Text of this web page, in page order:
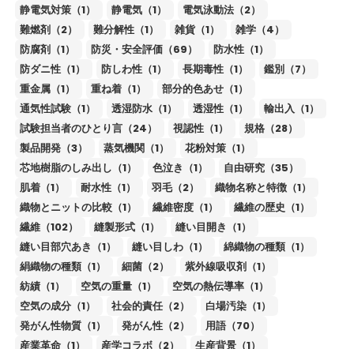
静電気対策（1）
静電気（1）
電気泳動法（2）
難燃剤（2）
難分解性（1） 雑貨（1）
雑学（4）
防腐剤（1）
防災・安全評価（69）
防水性（1）
防ダニ性（1）
防しわ性（1） 長期毒性（1）
鑑別（7）
重金属（1）
重ね着（1）
部分的色あせ（1）
通気性試験（1）
透湿防水（1） 透湿性（1）
輸出入（1）
試験担当者のひとり言（24）
視認性（1）
規格（28）
製品開発（3）
蒸気機関（1）
花粉対策（1）
芯地樹脂のしみ出し（1）
色泣き（1）
自由研究（35）
肌着（1）
耐水性（1） 羽毛（2）
織物名称と特徴（1）
織物とニットの比較（1）
繊維密度（1）
繊維の歴史（1）
繊維（102）
縫製形式（1）
縫い目開き（1）
縫い目部穴あき（1）
縫い目しわ（1）
綿織物の種類（1）
絹織物の種類（1）
細菌（2）
紫外線吸収剤（1）
紡績（1）
空気の重量（1）
空気の熱伝導率（1）
空気の成分（1）
社会的責任（2）
白場汚染（1）
発がん性物質（1）
発がん性（2）
用語（70）
産業革命（1）
産学コラボ（2）
生産背景（1）